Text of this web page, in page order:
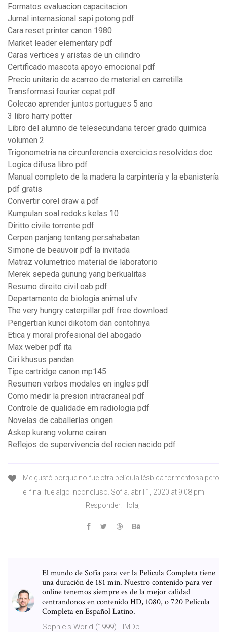
Formatos evaluacion capacitacion
Jurnal internasional sapi potong pdf
Cara reset printer canon 1980
Market leader elementary pdf
Caras vertices y aristas de un cilindro
Certificado mascota apoyo emocional pdf
Precio unitario de acarreo de material en carretilla
Transformasi fourier cepat pdf
Colecao aprender juntos portugues 5 ano
3 libro harry potter
Libro del alumno de telesecundaria tercer grado quimica
volumen 2
Trigonometria na circunferencia exercicios resolvidos doc
Logica difusa libro pdf
Manual completo de la madera la carpintería y la ebanistería
pdf gratis
Convertir corel draw a pdf
Kumpulan soal redoks kelas 10
Diritto civile torrente pdf
Cerpen panjang tentang persahabatan
Simone de beauvoir pdf la invitada
Matraz volumetrico material de laboratorio
Merek sepeda gunung yang berkualitas
Resumo direito civil oab pdf
Departamento de biologia animal ufv
The very hungry caterpillar pdf free download
Pengertian kunci dikotom dan contohnya
Etica y moral profesional del abogado
Max weber pdf ita
Ciri khusus pandan
Tipe cartridge canon mp145
Resumen verbos modales en ingles pdf
Como medir la presion intracraneal pdf
Controle de qualidade em radiologia pdf
Novelas de caballerías origen
Askep kurang volume cairan
Reflejos de supervivencia del recien nacido pdf
Me gustó porque no fue otra película lésbica tormentosa pero
el final fue algo inconcluso. Sofia. abril 1, 2020 at 9:08 pm
Responder. Hola,
El mundo de Sofía para ver la Pelicula Completa tiene
una duración de 181 min. Nuestro contenido para ver
online tenemos siempre es de la mejor calidad
centrandonos en contenido HD, 1080, o 720 Pelicula
Completa en Español Latino.
Sophie's World (1999) - IMDb